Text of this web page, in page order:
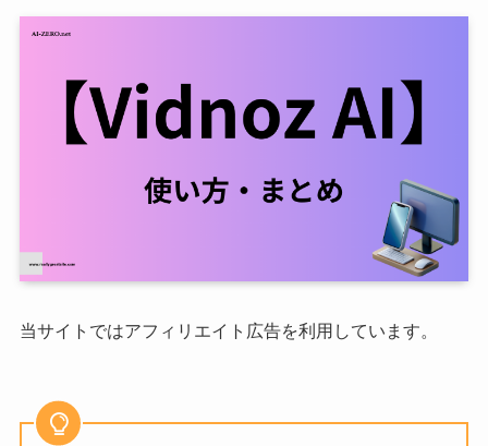
当サイトではアフィリエイト広告を利用しています。